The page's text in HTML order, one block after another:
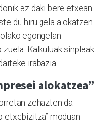
ez daki bere etxean
du hiru gela alokatzen
egongelan
zuela. Kalkuluak sinpleak
irabazia.
alokatzea”
zehazten da
etxebizitza” moduan